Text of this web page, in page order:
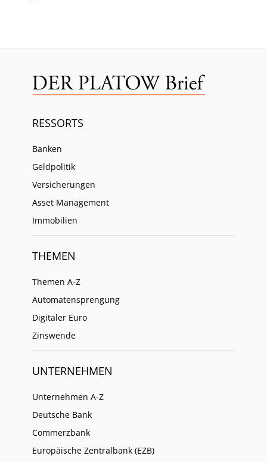
RESSORTS
Banken
Geldpolitik
Versicherungen
Asset Management
Immobilien
THEMEN
Themen A-Z
Automatensprengung
Digitaler Euro
Zinswende
UNTERNEHMEN
Unternehmen A-Z
Deutsche Bank
Commerzbank
Europäische Zentralbank (EZB)